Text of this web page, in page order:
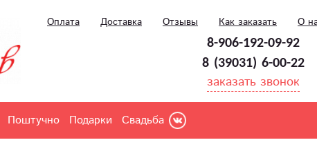
Оплата Доставка Отзывы Как заказать О
8-906-192-09-92
8 (39031) 6-00-22
заказать звонок
Поштучно Подарки Свадьба